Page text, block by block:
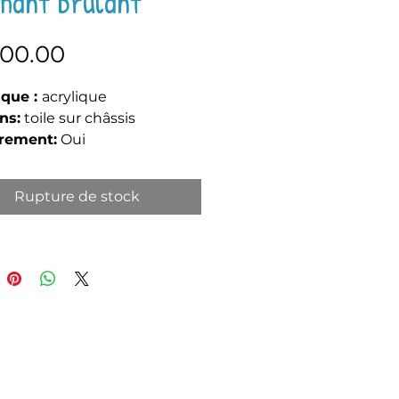
: acrylique
toile sur châssis
Oui
signée, avec
d’authenticité et facture.
Rupture de stock